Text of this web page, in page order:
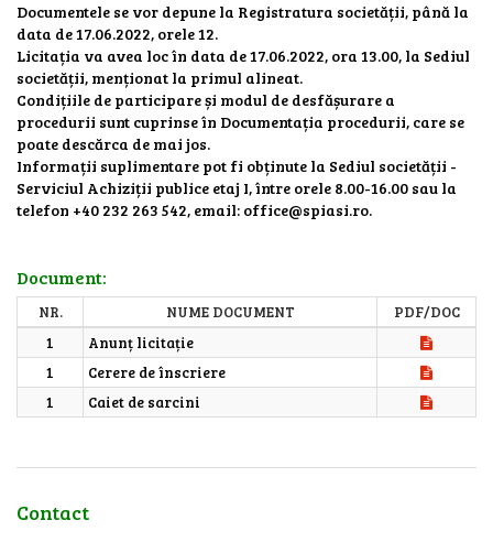
Documentele se vor depune la Registratura societății, până la
data de 17.06.2022, orele 12.
Licitația va avea loc în data de 17.06.2022, ora 13.00, la Sediul
societății, menționat la primul alineat.
Condițiile de participare și modul de desfășurare a
procedurii sunt cuprinse în Documentația procedurii, care se
poate descărca de mai jos.
Informații suplimentare pot fi obținute la Sediul societății -
Serviciul Achiziții publice etaj I, între orele 8.00-16.00 sau la
telefon +40 232 263 542, email: office@spiasi.ro.
Document:
NR. NUME DOCUMENT
PDF/DOC
1
Anunț licitație
1
Cerere de înscriere
1
Caiet de sarcini
Contact